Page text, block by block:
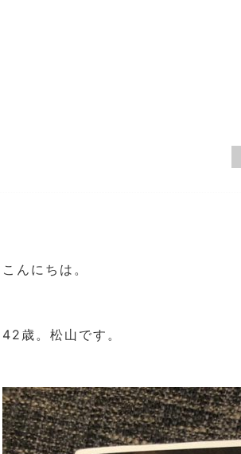
こんにちは。
42歳。松山です。